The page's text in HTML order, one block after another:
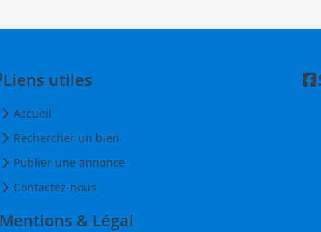
Liens utiles
Accueil
Rechercher un bien
Publier une annonce
Contactez-nous
Mentions & Légal